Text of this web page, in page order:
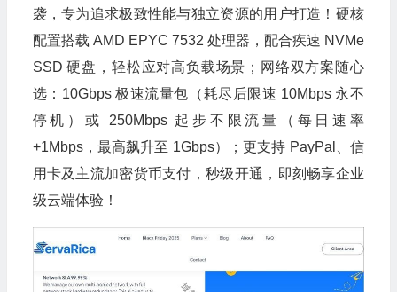
袭，专为追求极致性能与独立资源的用户打造！硬核
配置搭载 AMD EPYC 7532 处理器，配合疾速 NVMe
SSD 硬盘，轻松应对高负载场景；网络双方案随心
选：10Gbps 极速流量包（耗尽后限速 10Mbps 永不
停机）或 250Mbps 起步不限流量（每日速率
+1Mbps，最高飙升至 1Gbps）；更支持 PayPal、信
用卡及主流加密货币支付，秒级开通，即刻畅享企业
级云端体验！